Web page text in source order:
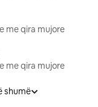
me qira mujore
me qira mujore
shumë